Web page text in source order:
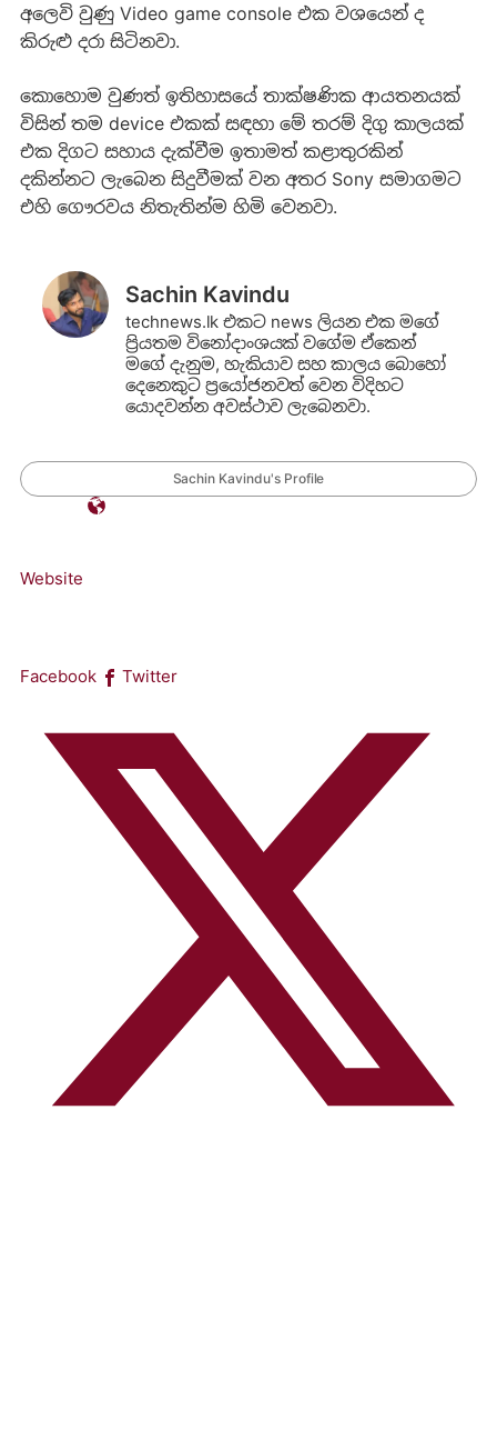
අලෙවි වුණු Video game console එක වශයෙන් ද
කිරුළු දරා සිටිනවා.
කොහොම වුණත් ඉතිහාසයේ තාක්ෂණික ආයතනයක්
විසින් තම device එකක් සඳහා මේ තරම් දිගු කාලයක්
එක දිගට සහාය දැක්වීම ඉතාමත් කළාතුරකින්
දකින්නට ලැබෙන සිදුවීමක් වන අතර Sony සමාගමට
එහි ගෞරවය නිතැතින්ම හිමි වෙනවා.
Sachin Kavindu
technews.lk එකට news ලියන එක මගේ
ප්‍රියතම විනෝදාංශයක් වගේම ඒකෙන්
මගේ දැනුම, හැකියාව සහ කාලය බොහෝ
දෙනෙකුට ප්‍රයෝජනවත් වෙන විදිහට
යොදවන්න අවස්ථාව ලැබෙනවා.
Sachin Kavindu's Profile
Website
Facebook Twitter